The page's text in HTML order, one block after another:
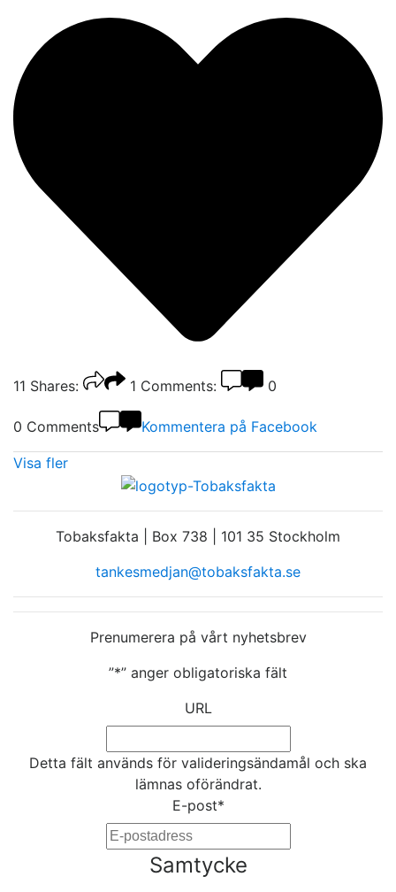
11 Shares: 1 Comments: 0
0 Comments Kommentera på Facebook
Visa fler
Tobaksfakta | Box 738 | 101 35 Stockholm
tankesmedjan@tobaksfakta.se
Prenumerera på vårt nyhetsbrev
”*” anger obligatoriska fält
URL
Detta fält används för valideringsändamål och ska
lämnas oförändrat.
E-post*
Samtycke